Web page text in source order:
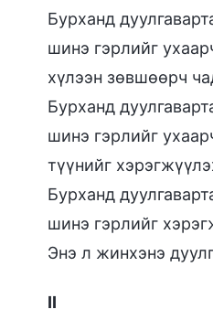
Бурханд
шинэ гэрлийг
хүлээн зөвшөөрч
Бурханд
шинэ гэрлийг
түүнийг
Бурханд
шинэ гэрлийг
Энэ л жинхэнэ
II